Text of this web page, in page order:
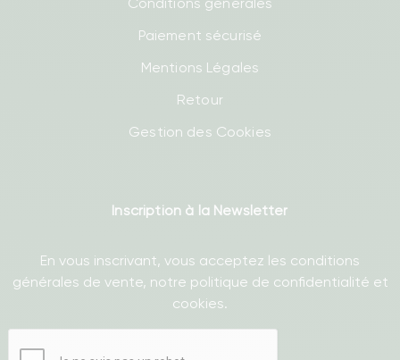
Paiement sécurisé
Mentions Légales
Retour
Gestion des Cookies
Inscription à la Newsletter
En vous inscrivant, vous acceptez les conditions
générales de vente, notre politique de confidentialité et
cookies.